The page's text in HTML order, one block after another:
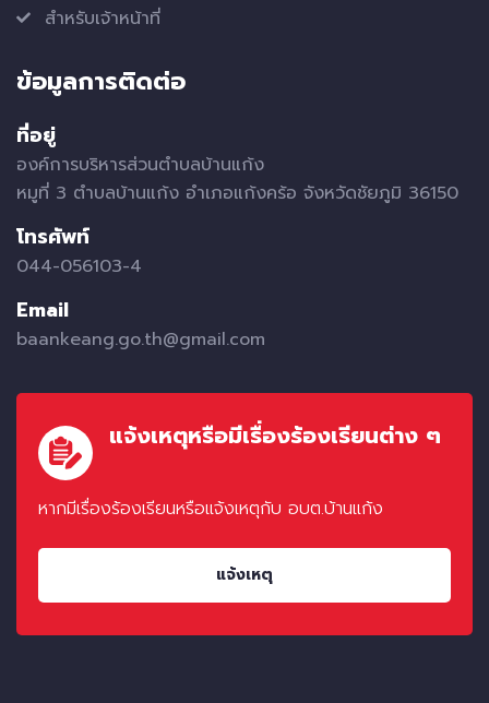
สำหรับเจ้าหน้าที่
ข้อมูลการติดต่อ
ที่อยู่
องค์การบริหารส่วนตำบลบ้านแก้ง
หมูที่ 3 ตำบลบ้านแก้ง อำเภอแก้งคร้อ จังหวัดชัยภูมิ 36150
โทรศัพท์
044-056103-4
Email
baankeang.go.th@gmail.com
แจ้งเหตุหรือมีเรื่องร้องเรียนต่าง ๆ
หากมีเรื่องร้องเรียนหรือแจ้งเหตุกับ อบต.บ้านแก้ง
แจ้งเหตุ